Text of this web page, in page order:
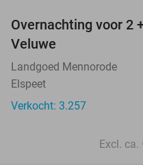
Overnachting voor 2
Veluwe
Landgoed Mennorode
Elspeet
Verkocht: 3.257
Excl.